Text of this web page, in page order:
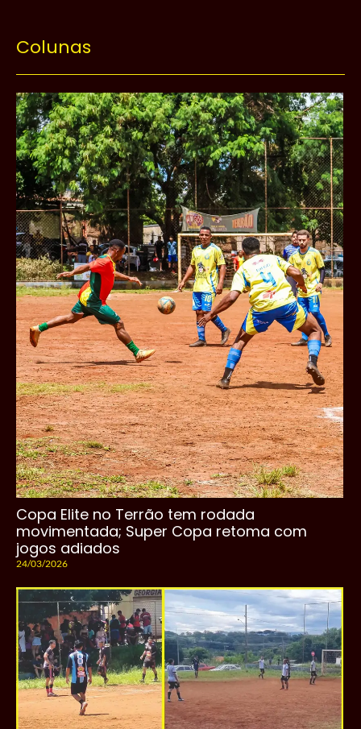
Colunas
Copa Elite no Terrão tem rodada
movimentada; Super Copa retoma com
jogos adiados
24/03/2026